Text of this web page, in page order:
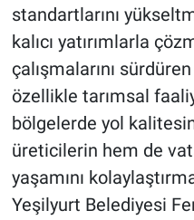
standartlarını
kalıcı yatırımlarla
çalışmalarını
özellikle tarımsal
bölgelerde yol
üreticilerin hem de
yaşamını
Yeşilyurt Belediyesi